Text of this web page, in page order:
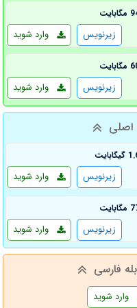
وارد شوید زیرنویس
وارد شوید زیرنویس
اصلی
وارد شوید زیرنویس
وارد شوید زیرنویس
فارسی
وارد شوید